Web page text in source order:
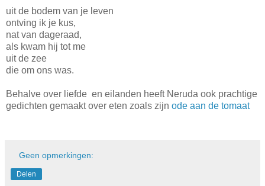
uit de bodem van je leven
ontving ik je kus,
nat van dageraad,
als kwam hij tot me
uit de zee
die om ons was.
Behalve over liefde en eilanden heeft Neruda ook prachtige
gedichten gemaakt over eten zoals zijn ode aan de tomaat
Geen opmerkingen:
Delen